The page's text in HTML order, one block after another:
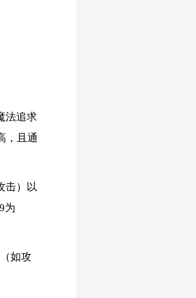
法追求
，且通
击）以
为
如攻